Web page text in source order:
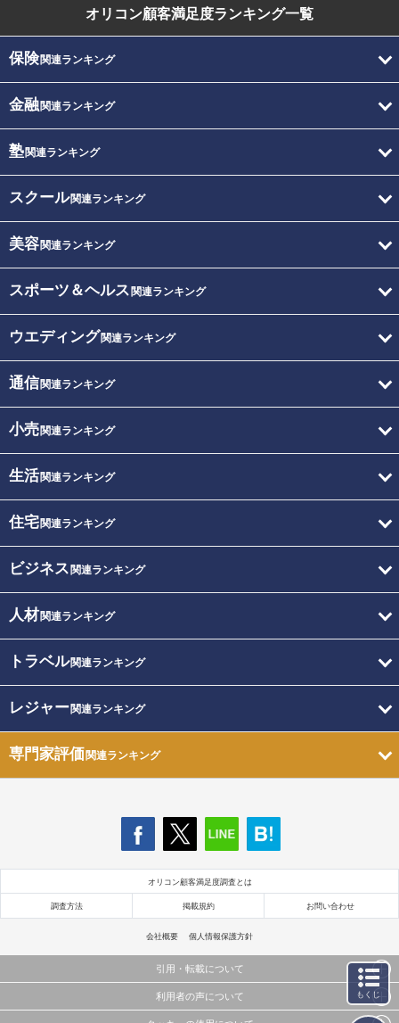
オリコン顧客満足度ランキング一覧
保険関連ランキング
金融関連ランキング
塾関連ランキング
スクール関連ランキング
美容関連ランキング
スポーツ＆ヘルス 関連ランキング
ウエディング関連ランキング
通信関連ランキング
小売関連ランキング
生活関連ランキング
住宅関連ランキング
ビジネス 関連ランキング
人材関連ランキング
トラベル関連ランキング
レジャー関連ランキング
専門家評価関連ランキング
オリコン顧客満足度調査とは
調査方法 掲載規約 お問い合わせ
会社概要 個人情報保護方針
引用・転載について
当サイトで公開されている情報（文字、写真、イラスト、画像データ等）及びこれらの配置・
利用者の声について もくじ